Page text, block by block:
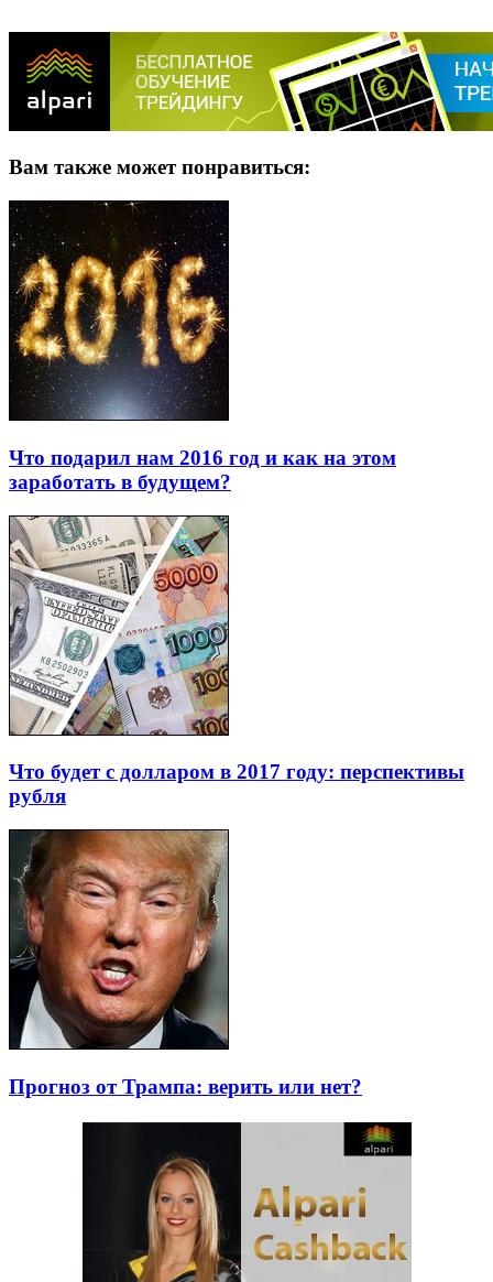
Вам также может понравиться:
Что подарил нам 2016 год и как на этом
заработать в будущем?
Что будет с долларом в 2017 году: перспективы
рубля
Прогноз от Трампа: верить или нет?